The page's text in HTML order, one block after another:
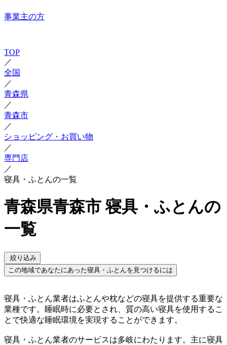
事業主の方
TOP
／
全国
／
青森県
／
青森市
／
ショッピング・お買い物
／
専門店
／
寝具・ふとんの一覧
青森県青森市 寝具・ふとんの
一覧
絞り込み
この地域であなたにあった寝具・ふとんを見つけるには
寝具・ふとん業者はふとんや枕などの寝具を提供する重要な
業種です。睡眠時に必要とされ、質の高い寝具を使用するこ
とで快適な睡眠環境を実現することができます。
寝具・ふとん業者のサービスは多岐にわたります。主に寝具